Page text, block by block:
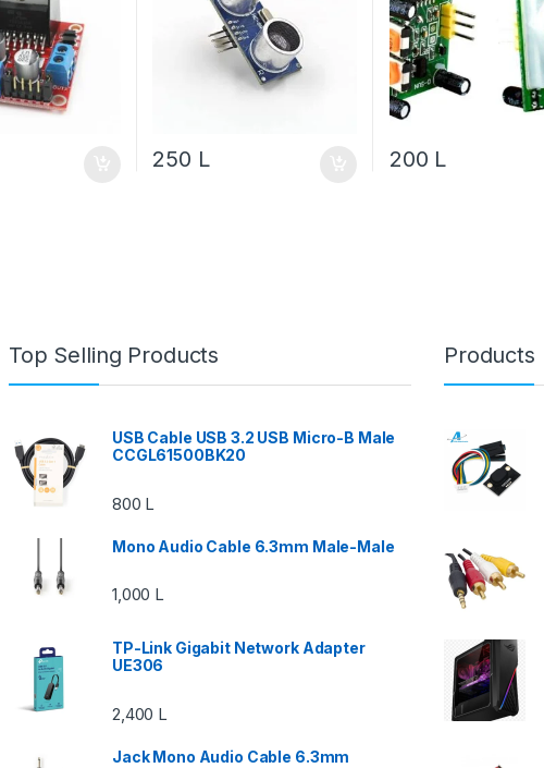
250 L 200 L
Top Selling Products
USB Cable USB 3.2 USB Micro-B Male
CCGL61500BK20
800 L
Mono Audio Cable 6.3mm Male-Male
1,000 L
TP-Link Gigabit Network Adapter
UE306
2,400 L
Jack Mono Audio Cable 6.3mm
Products